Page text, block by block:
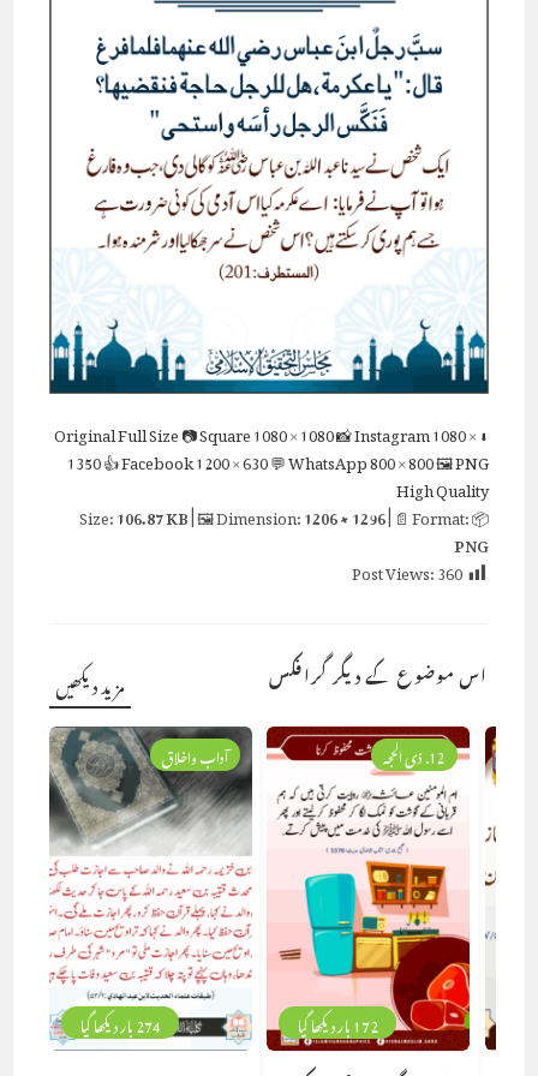
⬇ Original
Full Size📷 Square1080 × 1080📸 Instagram1080 ×
1350👍 Facebook1200 × 630💬 WhatsApp800 × 800🖼 PNG
High Quality
📦 Size:
106.87 KB| 🖼 Dimension:1206 × 1296| 📄 Format:
PNG
Post Views:360
اس موضوع کے دیگر گرافکس مزید دیکھیں
172 بار دیکھا گیا
12. ذی الحجہ
274 بار دیکھا گیا
آداب واخلاق